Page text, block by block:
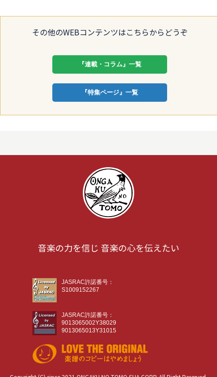
その他のWEBコンテンツはこちらからどうぞ
『連載・コラム』一覧
『特集ページ』一覧
音楽の力を信じ 音楽の心を伝えたい
JASRAC許諾番号：
S1009152267
JASRAC許諾番号：
9013065002Y38029
9013065013Y31015